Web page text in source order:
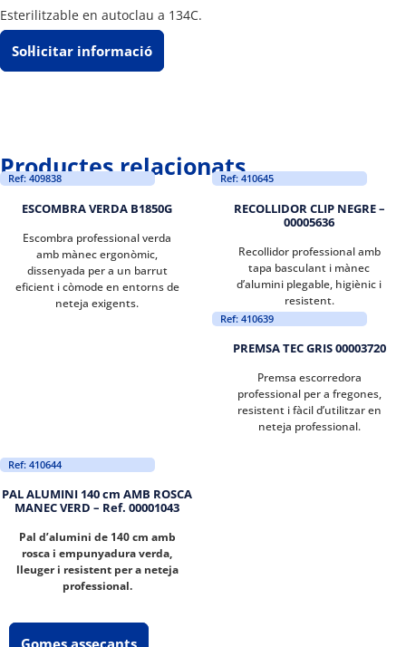
Esterilitzable en autoclau a 134C.
Sol·licitar informació
Productes relacionats
Ref: 409838
ESCOMBRA VERDA B1850G
Escombra professional verda
amb mànec ergonòmic,
dissenyada per a un barrut
eficient i còmode en entorns de
neteja exigents.
Ref: 410645
RECOLLIDOR CLIP NEGRE –
00005636
Recollidor professional amb
tapa basculant i mànec
d’alumini plegable, higiènic i
resistent.
Ref: 410644
PAL ALUMINI 140 cm AMB ROSCA
MANEC VERD – Ref. 00001043
Pal d’alumini de 140 cm amb
rosca i empunyadura verda,
lleuger i resistent per a neteja
professional.
Ref: 410639
PREMSA TEC GRIS 00003720
Premsa escorredora
professional per a fregones,
resistent i fàcil d’utilitzar en
neteja professional.
Gomes assecants